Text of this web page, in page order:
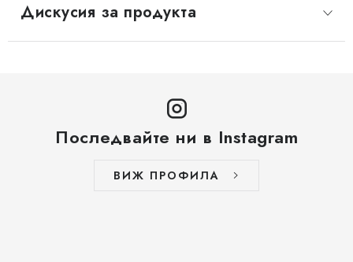
Дискусия за продукта
Последвайте ни в Instagram
ВИЖ ПРОФИЛА